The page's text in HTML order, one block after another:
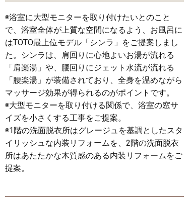
◉浴室に大型モニターを取り付けたいとのこと
で、浴室全体が上質な空間になるよう、お風呂に
はTOTO最上位モデル「シンラ」をご提案しまし
た。シンラは、肩回りに心地よいお湯が流れる
「肩楽湯」や、腰回りにジェット水流が流れる
「腰楽湯」が装備されており、全身を温めながら
マッサージ効果が得られるのがポイントです。
◉大型モニターを取り付ける関係で、浴室の窓サ
イズを小さくする工事をご提案。
◉1階の洗面脱衣所はグレージュを基調としたスタ
イリッシュな内装リフォームを、2階の洗面脱衣
所はあたたかな木質感のある内装リフォームをご
提案。